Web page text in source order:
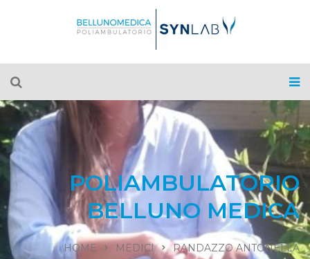
POLIAMBULATORIO
BELLUNO MEDICA
HOME MEDICI RANDAZZO ANTONELLA